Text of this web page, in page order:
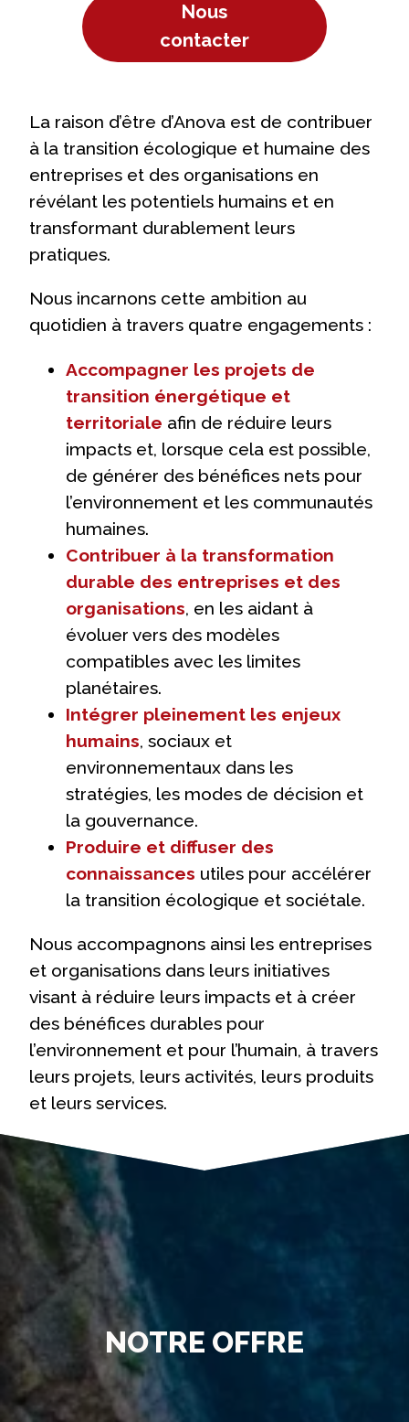
Nous
contacter
La raison d’être d’Anova est de contribuer
à la transition écologique et humaine des
entreprises et des organisations en
révélant les potentiels humains et en
transformant durablement leurs
pratiques.
Nous incarnons cette ambition au
quotidien à travers quatre engagements :
Accompagner les projets de
transition énergétique et
territoriale afin de réduire leurs
impacts et, lorsque cela est possible,
de générer des bénéfices nets pour
l’environnement et les communautés
humaines.
Contribuer à la transformation
durable des entreprises et des
organisations, en les aidant à
évoluer vers des modèles
compatibles avec les limites
planétaires.
Intégrer pleinement les enjeux
humains, sociaux et
environnementaux dans les
stratégies, les modes de décision et
la gouvernance.
Produire et diffuser des
connaissances utiles pour accélérer
la transition écologique et sociétale.
Nous accompagnons ainsi les entreprises
et organisations dans leurs initiatives
visant à réduire leurs impacts et à créer
des bénéfices durables pour
l’environnement et pour l’humain, à travers
leurs projets, leurs activités, leurs produits
et leurs services.
NOTRE OFFRE